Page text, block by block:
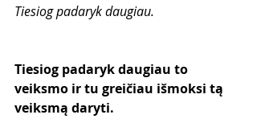
Tiesiog padaryk daugiau.
Tiesiog padaryk daugiau to
veiksmo ir tu greičiau išmoksi tą
veiksmą daryti.